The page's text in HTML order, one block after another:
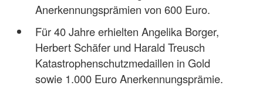
Anerkennungsprämien von 600 Euro.
Für 40 Jahre erhielten Angelika Borger,
Herbert Schäfer und Harald Treusch
Katastrophenschutzmedaillen in Gold
sowie 1.000 Euro Anerkennungsprämie.